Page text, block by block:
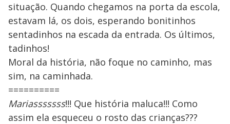
situação. Quando chegamos na porta da escola,
estavam lá, os dois, esperando bonitinhos
sentadinhos na escada da entrada. Os últimos,
tadinhos!
Moral da história, não foque no caminho, mas
sim, na caminhada.
==========
Mariasssssss!!! Que história maluca!!! Como
assim ela esqueceu o rosto das crianças???